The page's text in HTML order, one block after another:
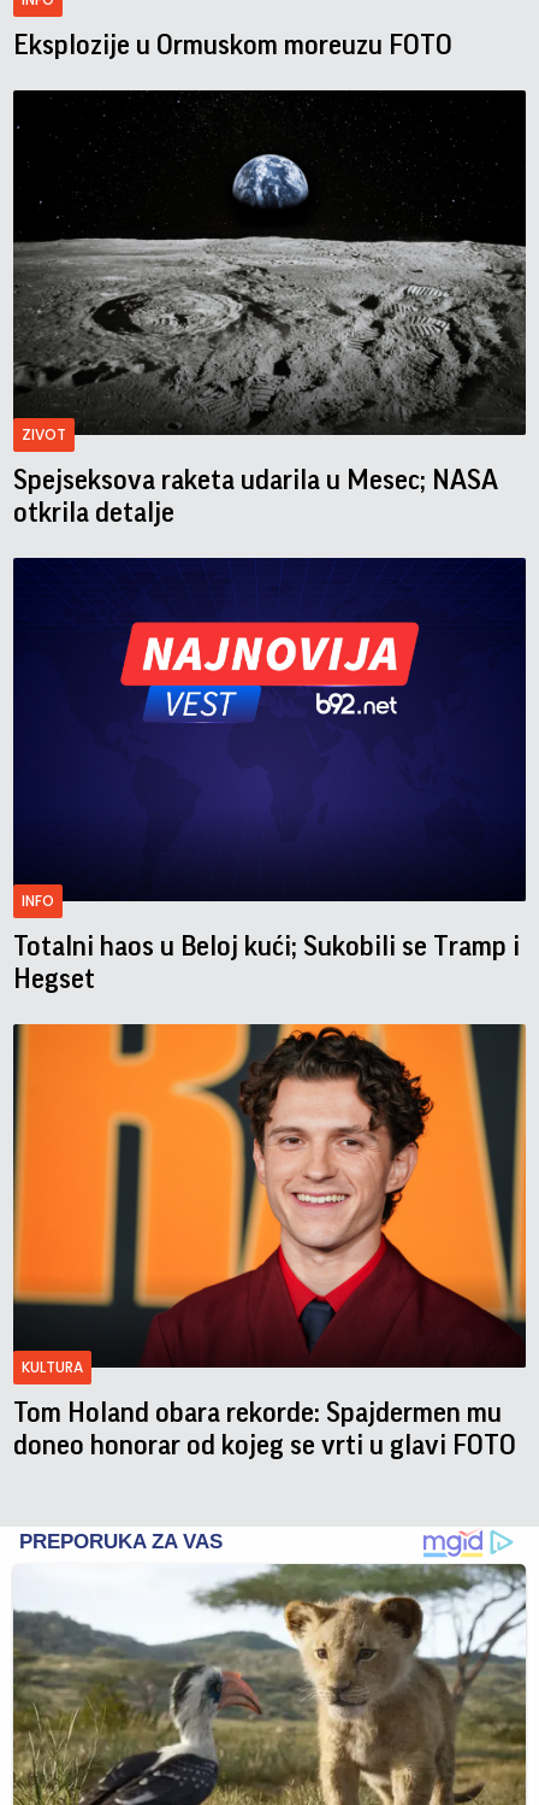
Eksplozije u Ormuskom moreuzu FOTO
ZIVOT
Spejseksova raketa udarila u Mesec; NASA
otkrila detalje
INFO
Totalni haos u Beloj kući; Sukobili se Tramp i
Hegset
KULTURA
Tom Holand obara rekorde: Spajdermen mu
doneo honorar od kojeg se vrti u glavi FOTO